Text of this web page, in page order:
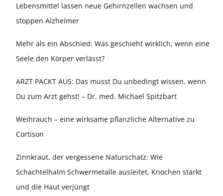
Lebensmittel lassen neue Gehirnzellen wachsen und
stoppen Alzheimer
Mehr als ein Abschied: Was geschieht wirklich, wenn eine
Seele den Körper verlässt?
ARZT PACKT AUS: Das musst Du unbedingt wissen, wenn
Du zum Arzt gehst! – Dr. med. Michael Spitzbart
Weihrauch – eine wirksame pflanzliche Alternative zu
Cortison
Zinnkraut, der vergessene Naturschatz: Wie
Schachtelhalm Schwermetalle ausleitet, Knochen stärkt
und die Haut verjüngt